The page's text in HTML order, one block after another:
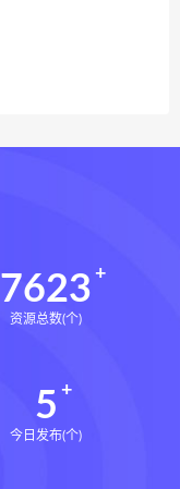
7623
资源总数(个)
5
今日发布(个)